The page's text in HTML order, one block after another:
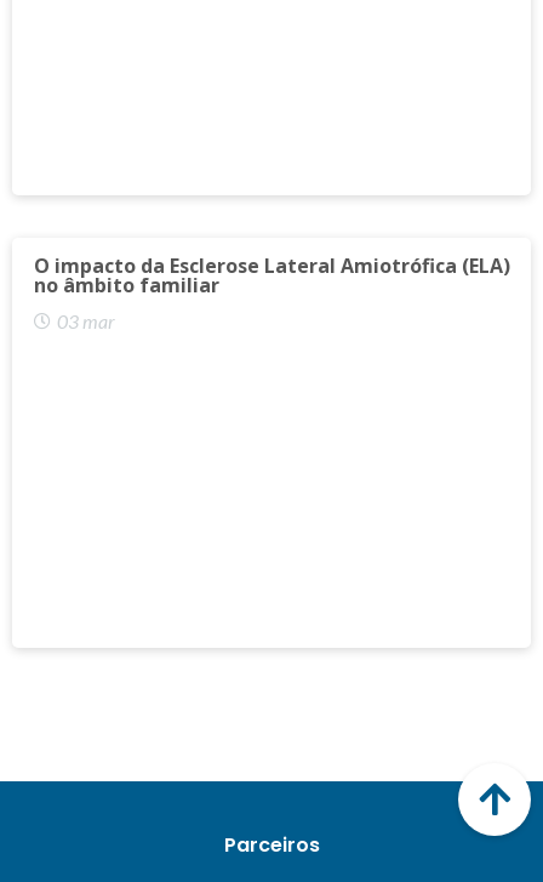
O impacto da Esclerose Lateral Amiotrófica (ELA)
no âmbito familiar
03 mar
Parceiros